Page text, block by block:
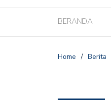
BERANDA
Home / Berita